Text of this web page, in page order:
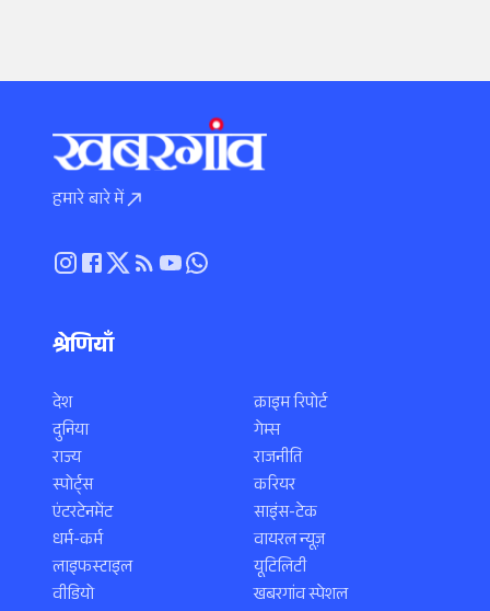
हमारे बारे में
श्रेणियाँ
देश
दुनिया
राज्य
स्पोर्ट्स
एंटरटेनमेंट
धर्म-कर्म
लाइफस्टाइल
वीडियो
क्राइम रिपोर्ट
गेम्स
राजनीति
करियर
साइंस-टेक
वायरल न्यूज़
यूटिलिटी
खबरगांव स्पेशल